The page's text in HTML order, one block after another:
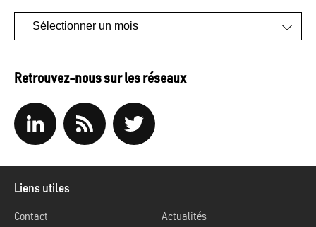
Retrouvez-nous sur les réseaux
Liens utiles
Contact Actualités